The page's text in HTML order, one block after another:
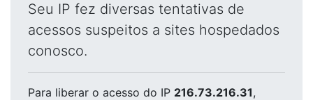
Seu IP fez diversas tentativas de
acessos suspeitos a sites hospedados
conosco.
Para liberar o acesso do IP 216.73.216.31,